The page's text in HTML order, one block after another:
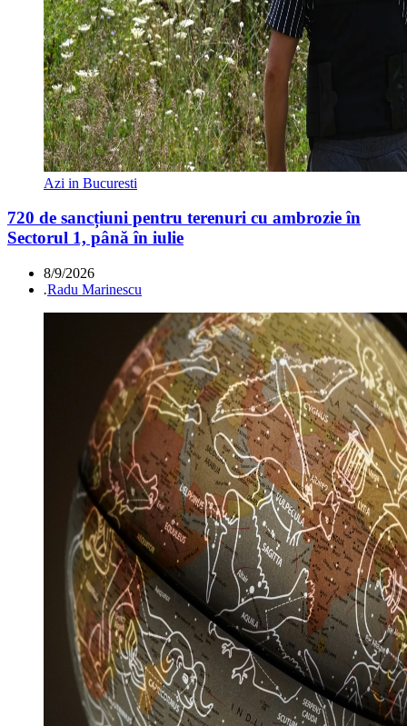
Azi in Bucuresti
720 de sancțiuni pentru terenuri cu ambrozie în
Sectorul 1, până în iulie
8/9/2026
.Radu Marinescu